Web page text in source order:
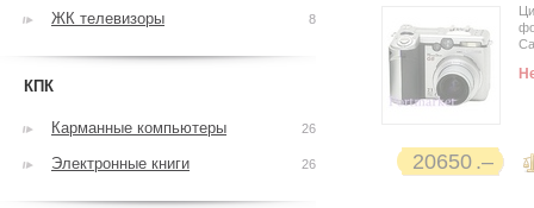
20650
ЖК телевизоры 8
КПК
Карманные компьютеры 26
Электронные книги 26